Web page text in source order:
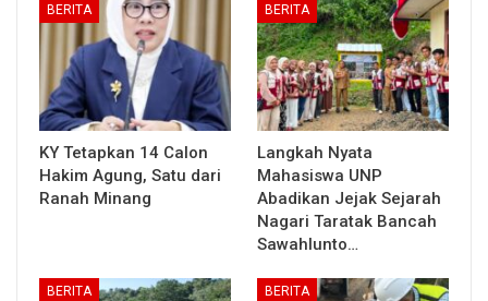
BERITA
KY Tetapkan 14 Calon
Hakim Agung, Satu dari
Ranah Minang
BERITA
Langkah Nyata
Mahasiswa UNP
Abadikan Jejak Sejarah
Nagari Taratak Bancah
Sawahlunto…
BERITA BERITA